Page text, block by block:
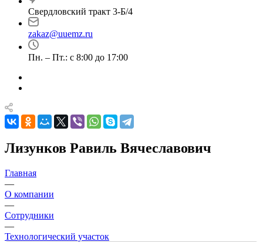
Свердловский тракт 3-Б/4
zakaz@uuemz.ru
Пн. – Пт.: с 8:00 до 17:00
Лизунков Равиль Вячеславович
Главная
—
О компании
—
Сотрудники
—
Технологический участок